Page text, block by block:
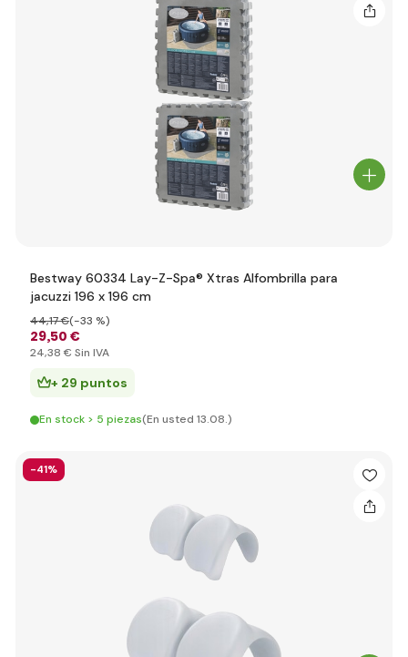
Bestway 60334 Lay-Z-Spa® Xtras Alfombrilla para
jacuzzi 196 x 196 cm
29,50 €
44,17 €(-33 %)
24,38 € Sin IVA
+ 29 puntos
En stock > 5 piezas(En usted 13.08.)
-41%